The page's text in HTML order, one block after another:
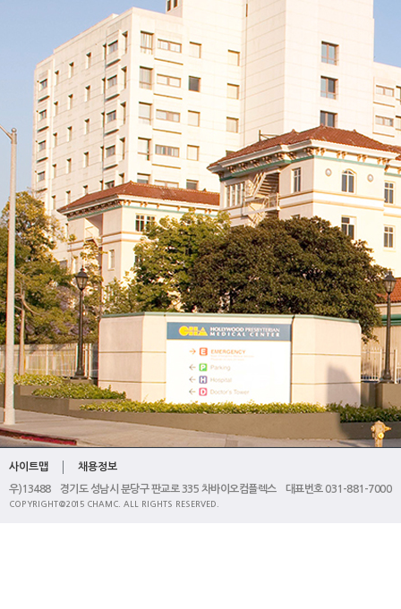
사이트맵 채용정보
우)13488 경기도 성남시 분당구 판교로 335 차바이오컴플렉스 대표번호 031-881-7000
COPYRIGHT@2015 CHAMC. ALL RIGHTS RESERVED.